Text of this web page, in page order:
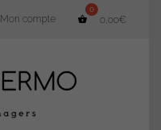
Mon compte 0,00€